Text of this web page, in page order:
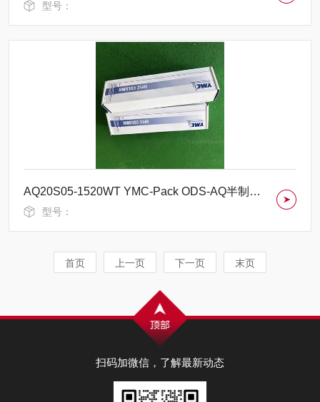
型号：
AQ20S05-1520WT YMC-Pack ODS-AQ半制备柱
型号：
首页 上一页 下一页 末页
扫码加微信，了解最新动态